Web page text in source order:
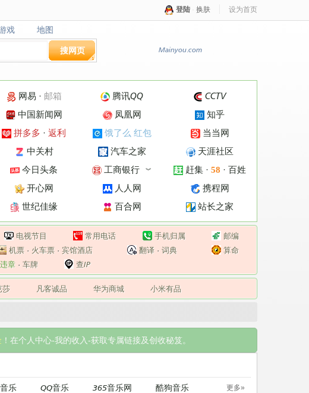
登陆 换肤 设为首页
戏
戏 地图
地图
搜网页 Mainyou.com
网易 · 邮箱 腾讯QQ
CCTV
中国新闻网 凤凰网
知乎
拼多多 · 返利 饿了么 红包
当当网
中关村 汽车之家
天涯社区
今日头条 工商银行 ︾ 赶集 · 58 · 百姓
开心网 人人网
携程网
世纪佳缘 百合网 站长之家
电视节目 常用电话 手机归属
邮编
机票· 火车票· 宾馆酒店 翻译· 词典
算命
违章 · 车牌 查IP
莎 凡客诚品 华为商城 小米有品
！在个人中心-我的收入-获取专属链接及创收秘笈。
乐 QQ音乐 365音乐网 酷狗音乐 更多»